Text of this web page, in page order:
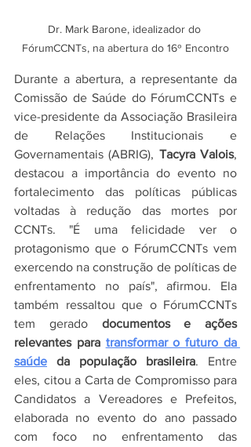
Dr. Mark Barone, idealizador do
FórumCCNTs, na abertura do 16º Encontro
Durante a abertura, a representante da
Comissão de Saúde do FórumCCNTs e
vice-presidente da Associação Brasileira
de Relações Institucionais e
Governamentais (ABRIG), Tacyra Valois,
destacou a importância do evento no
fortalecimento das políticas públicas
voltadas à redução das mortes por
CCNTs. "É uma felicidade ver o
protagonismo que o FórumCCNTs vem
exercendo na construção de políticas de
enfrentamento no país", afirmou. Ela
também ressaltou que o FórumCCNTs
tem gerado documentos e ações
relevantes para transformar o futuro da
saúde da população brasileira. Entre
eles, citou a Carta de Compromisso para
Candidatos a Vereadores e Prefeitos,
elaborada no evento do ano passado
com foco no enfrentamento das